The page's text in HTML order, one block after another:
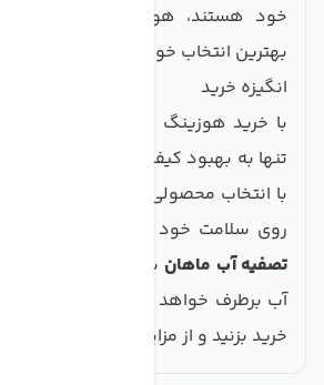
خود هستند، هوزینگ‌های دبل
بهترین انتخاب خواهند بود.
انگیزه خرید
با خرید هوزینگ دبل اورینگ تصفیه
تنها به بهبود کیفیت آب مصرفی خود
با انتخاب محصولی با کیفیت و معتبر،
روی سلامت خود اقدام می‌کنید. این
تصفیه آب ماهان به‌خوبی نیازهای شما
آب برطرف خواهد کرد. بنابراین، با
خرید بزنید و از مزایای آن بهره‌مند شوید!